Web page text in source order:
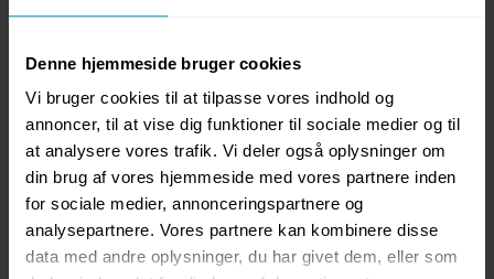
Denne hjemmeside bruger cookies
Vi bruger cookies til at tilpasse vores indhold og
annoncer, til at vise dig funktioner til sociale medier og til
at analysere vores trafik. Vi deler også oplysninger om
din brug af vores hjemmeside med vores partnere inden
for sociale medier, annonceringspartnere og
analysepartnere. Vores partnere kan kombinere disse
data med andre oplysninger, du har givet dem, eller som
hållbarhet. Detta bidrar till att återvunna textilier också